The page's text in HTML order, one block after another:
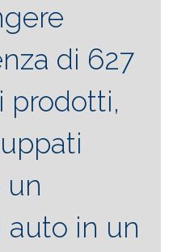
di 627
prodotti,
un
in un